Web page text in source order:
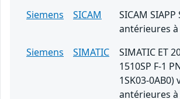
Siemens
SICAM
SICAM
antérieures à
Siemens
SIMATIC
SIMATIC ET
1510SP F-1
1SK03-0AB0)
antérieures à